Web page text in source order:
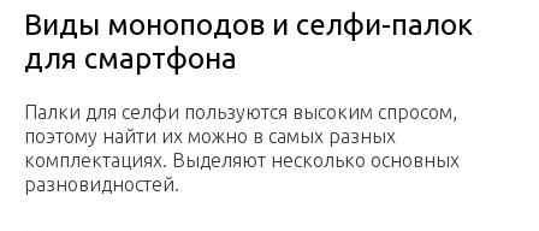
Виды моноподов и селфи-палок
для смартфона
Палки для селфи пользуются высоким спросом,
поэтому найти их можно в самых разных
комплектациях. Выделяют несколько основных
разновидностей.